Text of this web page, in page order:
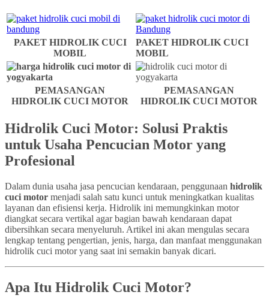
PAKET HIDROLIK CUCI
MOBIL
PAKET HIDROLIK CUCI
MOBIL
PEMASANGAN
HIDROLIK CUCI MOTOR
PEMASANGAN
HIDROLIK CUCI MOTOR
Hidrolik Cuci Motor: Solusi Praktis
untuk Usaha Pencucian Motor yang
Profesional
Dalam dunia usaha jasa pencucian kendaraan, penggunaan hidrolik
cuci motor menjadi salah satu kunci untuk meningkatkan kualitas
layanan dan efisiensi kerja. Hidrolik ini memungkinkan motor
diangkat secara vertikal agar bagian bawah kendaraan dapat
dibersihkan secara menyeluruh. Artikel ini akan mengulas secara
lengkap tentang pengertian, jenis, harga, dan manfaat menggunakan
hidrolik cuci motor yang saat ini semakin banyak dicari.
Apa Itu Hidrolik Cuci Motor?